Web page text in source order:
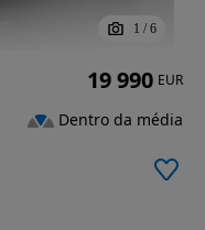
1 / 6
19 990 EUR
Dentro da média